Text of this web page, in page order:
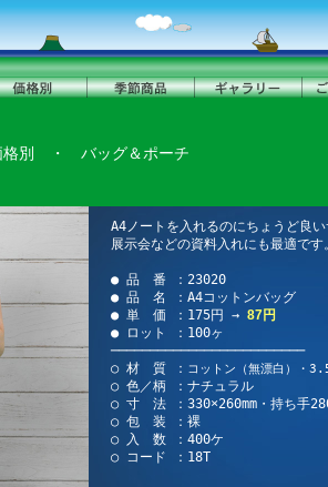
別 ・ バッグ＆ポーチ
A4ノートを入れるのにちょうど良
展示会などの資料入れにも最適で
● 品 番 ：23020
● 品 名 ：A4コットンバッグ
● 単 価 ：175円 → 87円
● ロット ：100ヶ
─────────────────────────
○ 材 質 ： コットン（無漂白）・
○ 色／柄 ：ナチュラル
○ 寸 法 ：330×260mm・持ち手
○ 包 装 ：裸
○ 入 数 ：400ケ
○ コード ：18T